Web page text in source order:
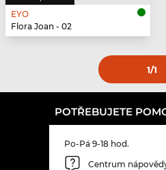
EYO
Flora Joan - 02
1/1
POTŘEBUJETE
Po-Pá 9-18 hod.
Centrum